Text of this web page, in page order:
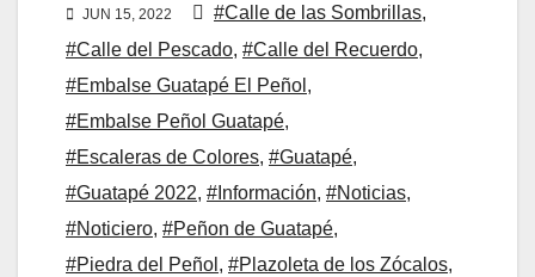
JUN 15, 2022 #Calle de las Sombrillas,
#Calle del Pescado, #Calle del Recuerdo,
#Embalse Guatapé El Peñol ,
#Embalse Peñol Guatapé,
#Escaleras de Colores, #Guatapé,
#Guatapé 2022, #Información, #Noticias,
#Noticiero, #Peñon de Guatapé,
#Piedra del Peñol , #Plazoleta de los Zócalos,